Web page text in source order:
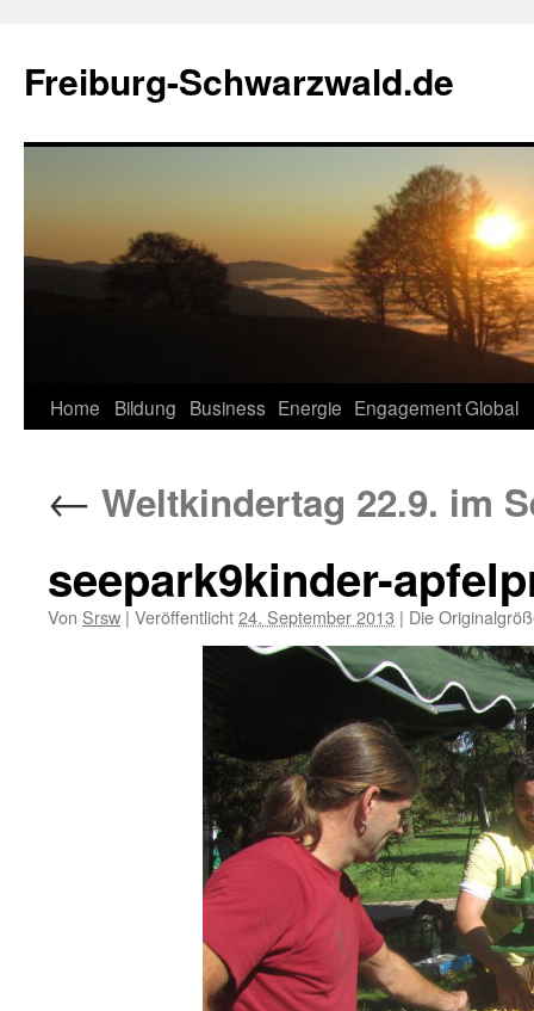
springen
Freiburg-Schwarzwald.de
Home Bildung Business Energie EngagementGlobal
← Weltkindertag 22.9. im
seepark9kinder-
Von Srsw | Veröffentlicht24. September 2013 | Die